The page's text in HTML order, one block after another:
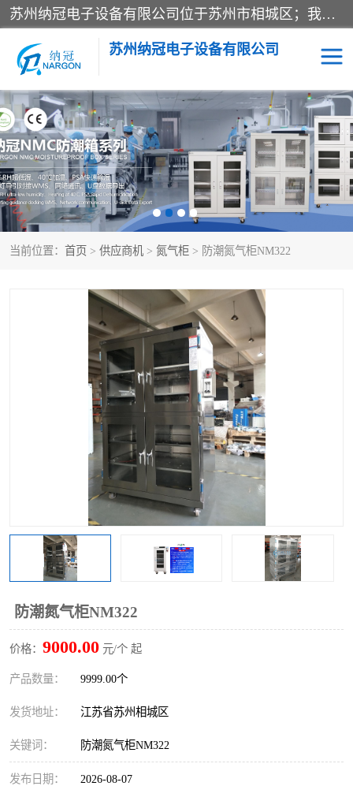
苏州纳冠电子设备有限公司位于苏州市相城区；我司依托国外先进技术结合国内用户的需求，为客户提供具有WMS功能的超低湿快速除湿电子防潮，压缩空气连续干燥柜、智能物料管理氮气储物柜、自制氮氮气柜、防潮氮气组合柜、不锈钢洁净氮气柜、洁净储物柜、石墨舟柜、亮灯导引丝网板存储柜、PCB柔性板气密干燥柜等
苏州纳冠电子设备有限公司
当前位置： 首页 > 供应商机 > 氮气柜 > 防潮氮气柜NM322
防潮氮气柜NM322
价格： 9000.00 元/个 起
产品数量： 9999.00个
发货地址： 江苏省苏州相城区
关键词： 防潮氮气柜NM322
发布日期： 2026-08-07
电子防潮箱 氮气柜
智能料架 干燥箱